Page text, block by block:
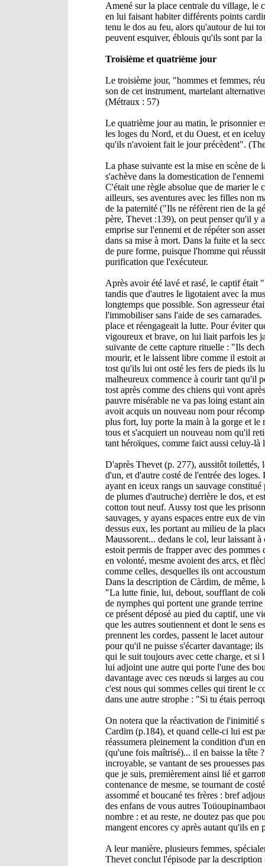
Amené sur la place centrale du village, le
en lui faisant habiter différents points
tenu le dos au feu, alors qu'autour de lui
peuvent esquiver, éblouis qu'ils sont par
Troisième et quatrième jour
Le troisième jour, "hommes et femmes,
son de cet instrument, martelant
(Métraux : 57)
Le quatrième jour au matin, le prisonnier
les loges du Nord, et du Ouest, et en
qu'ils n'avoient fait le jour précèdent".
La phase suivante est la mise en scène
s'achève dans la domestication de
C'était une règle absolue que de marier
ailleurs, ses aventures avec les filles non
de la paternité ("Ils ne réfèrent rien de la
père, Thevet :139), on peut penser qu'il y
emprise sur l'ennemi et de répéter son
dans sa mise à mort. Dans la fuite et la
de pure forme, puisque l'homme qui
purification que l'exécuteur.
Après avoir été lavé et rasé, le captif était
tandis que d'autres le ligotaient avec la
longtemps que possible. Son agresseur
l'immobiliser sans l'aide de ses
place et réengageait la lutte. Pour éviter
vigoureux et brave, on lui liait parfois les
suivante de cette capture rituelle : "Ils
mourir, et le laissent libre comme il estoit
tost qu'ils lui ont osté les fers de pieds ils
malheureux commence à courir tant qu'il
tost après comme des chiens qui vont
pauvre misérable ne va pas loing estant
avoit acquis un nouveau nom pour
plus fort, luy porte la main à la gorge et le
tous et s'acquiert un nouveau nom qu'il
tant héroïques, comme faict aussi celuy-
D'après Thevet (p. 277), aussitôt toilettés,
d'un, et d'autre costé de l'entrée des
ayant en iceux rangs un sauvage
de plumes d'autruche) derrière le dos, et
cotton tout neuf. Aussy tost que les
sauvages, y ayans espaces entre eux de
dessus eux, les portant au milieu de la
Maussorent... dedans le col, leur laissant
estoit permis de frapper avec des
en volonté, mesme avoient des arcs, et
comme celles, desquelles ils ont
Dans la description de Càrdim, de même,
"La lutte finie, lui, debout, soufflant de
de nymphes qui portent une grande
ce présent déposé au pied du captif, une
que les autres soutiennent et dont le sens
prennent les cordes, passent le lacet
pour qu'il ne puisse s'écarter davantage;
qui le suit toujours avec cette charge, et si
lui adjoint une autre qui porte l'une des
davantage avec ces nœuds si larges au
c'est nous qui sommes celles qui tirent le
dans une autre strophe : "Si tu étais
On notera que la réactivation de l'inimitié
Cardim (p.184), et quand celle-ci lui est
réassumera pleinement la condition d'un
(qu'une fois maîtrisé)... il en baisse la tête
incroyable, se vantant de ses prouesses
que je suis, premièrement ainsi lié et
contenance de mesme, se tournant de
assommé et boucané tes frères : bref
des enfans de vous autres
nombre : et au reste, ne doutez pas que
mangent encores cy après autant qu'ils en
A leur manière, plusieurs femmes,
Thevet conclut l'épisode par la